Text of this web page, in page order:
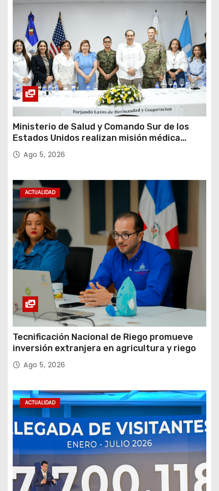
Ministerio de Salud y Comando Sur de los
Estados Unidos realizan misión médica
Amistad 2026 en La Vega
Ago 5, 2026
ACTUALIDAD
Tecnificación Nacional de Riego promueve
inversión extranjera en agricultura y riego
Ago 5, 2026
ACTUALIDAD